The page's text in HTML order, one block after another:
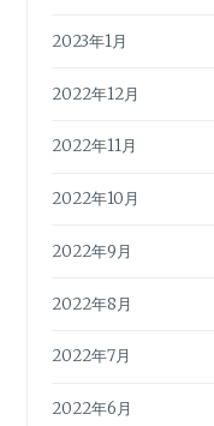
2023年1月
2022年12月
2022年11月
2022年10月
2022年9月
2022年8月
2022年7月
2022年6月